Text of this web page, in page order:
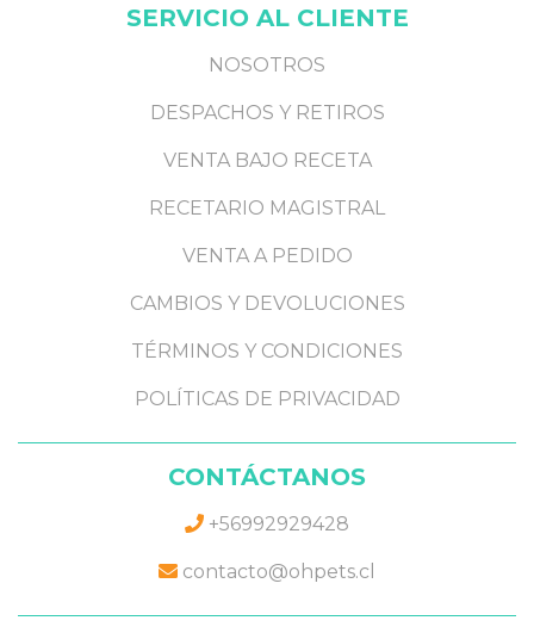
SERVICIO AL CLIENTE
NOSOTROS
DESPACHOS Y RETIROS
VENTA BAJO RECETA
RECETARIO MAGISTRAL
VENTA A PEDIDO
CAMBIOS Y DEVOLUCIONES
TÉRMINOS Y CONDICIONES
POLÍTICAS DE PRIVACIDAD
CONTÁCTANOS
+56992929428
contacto@ohpets.cl